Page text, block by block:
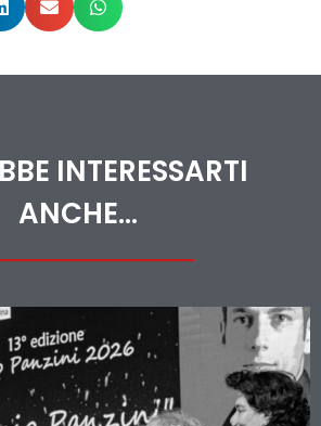
INTERESSARTI
ANCHE...